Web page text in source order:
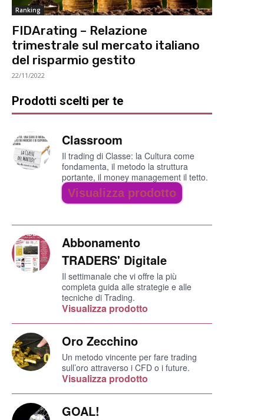
Ranking
FIDArating – Relazione
trimestrale sul mercato italiano
del risparmio gestito
22/11/2022
Prodotti scelti per te
Classroom
Il trading di Classe: la Cultura come
fondamenta, il metodo la struttura
portante, il money management il tetto.
Visualizza prodotto
Abbonamento
TRADERS' Digitale
Il settimanale che vi offre la più
completa guida alle strategie e alle
tecniche di Trading.
Visualizza prodotto
Oro Zecchino
Un metodo vincente per fare trading
sull’oro attraverso i CFD o i future.
Visualizza prodotto
GOAL!